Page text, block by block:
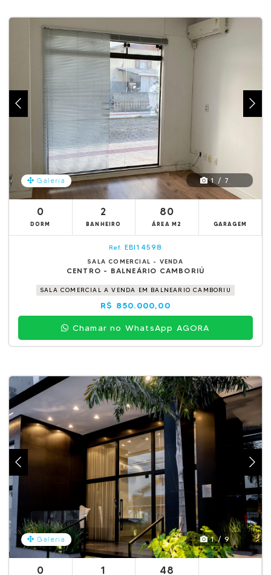
Galeria 1 / 7
0
DORM
2
BANHEIRO
80
ÁREA M2 GARAGEM
Ref. EBI14598
SALA COMERCIAL - VENDA
CENTRO - BALNEÁRIO CAMBORIÚ
SALA COMERCIAL A VENDA EM BALNEARIO CAMBORIU
R$ 850.000,00
Chamar no WhatsApp AGORA
Galeria 1 / 9
0 1 48